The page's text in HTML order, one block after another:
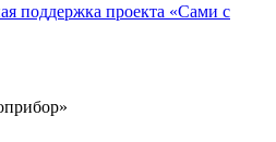
поддержка проекта «Сами с